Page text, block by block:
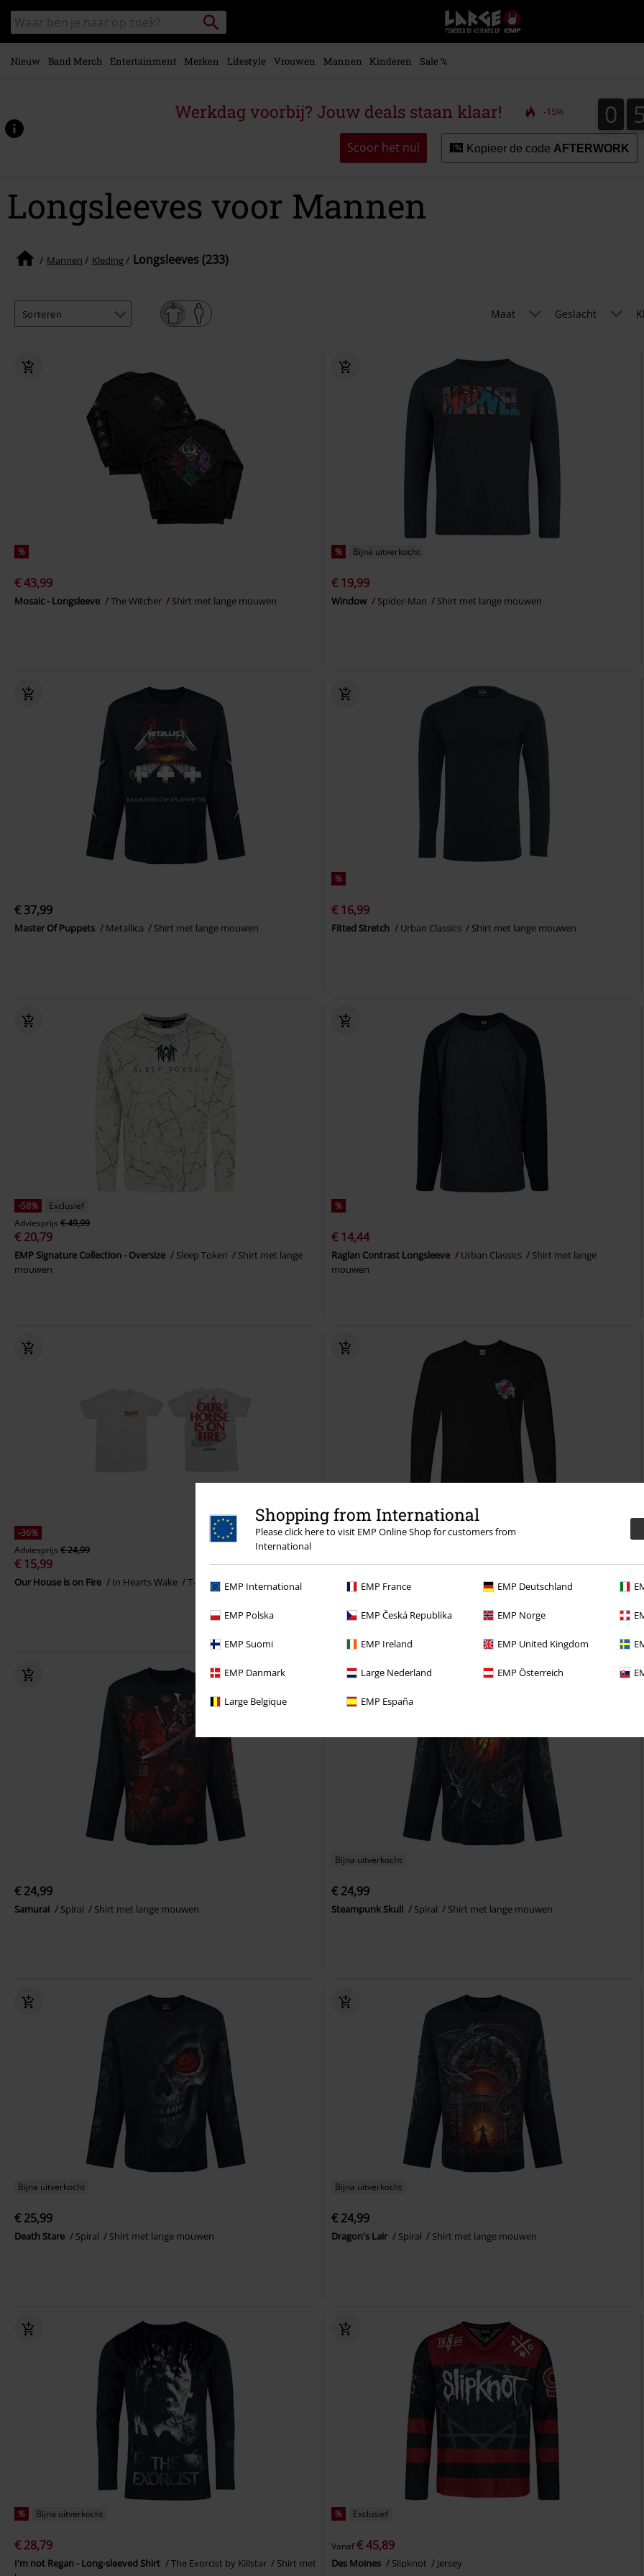
Shopping from International
Please click here to visit EMP Online Shop for customers from
International
EMP International EMP France EMP Deutschland
EMP Polska EMP Česká Republika EMP Norge
EMP Suomi EMP Ireland EMP United Kingdom
EMP Danmark Large Nederland EMP Österreich
Large Belgique EMP España
naar
hoofdinhoud
Zoek
in
catalogus
Packstation
zoeken
Large
–
Muziek-,
+
kleding
Nieuw Band Merch Entertainment Merken Lifestyle Vrouwen Mannen Kinderen Sale %
Werkdag voorbij? Jouw deals staan klaar! -15% 0
0 5
5
Scoor het nu! Kopieer de code AFTERWORK
Longsleeves voor Mannen
Mannen Kleding Longsleeves (233)
Maat Geslacht
%
€ 43,99
Mosaic - Longsleeve The Witcher Shirt met lange mouwen
% Bijna uitverkocht
€ 19,99
Window Spider-Man Shirt met lange mouwen
€ 37,99
Master Of Puppets Metallica Shirt met lange mouwen
%
€ 16,99
Fitted Stretch Urban Classics Shirt met lange mouwen
-58%
Exclusief
Adviesprijs € 49,99
€ 20,79
EMP Signature Collection - Oversize Sleep Token
Shirt met lange
mouwen
%
€ 14,44
Raglan Contrast Longsleeve Urban Classics
Shirt met lange
mouwen
-36%
Adviesprijs € 24,99
€ 15,99
Our House is on Fire In Hearts Wake T-shirt
%
€ 21,59
Stealie 60 Years So Far Grateful Dead Shirt met lange mouwen
€ 24,99
Samurai Spiral Shirt met lange mouwen
Bijna uitverkocht
€ 24,99
Steampunk Skull Spiral Shirt met lange mouwen
Bijna uitverkocht
€ 25,99
Death Stare Spiral Shirt met lange mouwen
Bijna uitverkocht
€ 24,99
Dragon's Lair Spiral Shirt met lange mouwen
% Bijna uitverkocht
€ 28,79
I'm not Regan - Long-sleeved Shirt The Exorcist by Killstar
Shirt met
% Exclusief
Vanaf€ 45,89
Des Moines Slipknot Jersey